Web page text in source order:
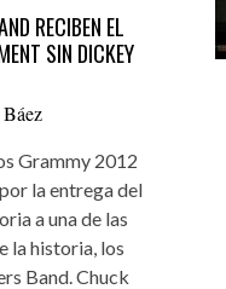
RECIBEN EL
SIN DICKEY
Grammy 2012
la entrega del
a una de las
la historia, los
Band. Chuck